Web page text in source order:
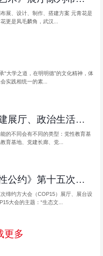
展、设计、制作、搭建方案 元青花是
更是凤毛麟角，武汉...
“大学之道，在明明德”的文化精神，体
实践相统一的素...
党性教育基地、党建展厅、政治生活馆、...
的不同会有不同的类型：党性教育基
育基地、党建长廊、党...
联合国《生物多样性公约》第十五次缔约...
缔约方大会（COP15）展厅、展台设
大会的主题：“生态文...
更多